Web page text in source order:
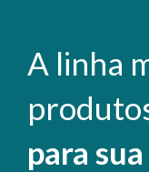
A linha
para